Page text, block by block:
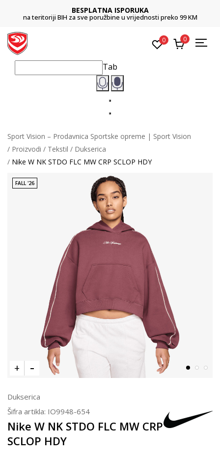
BESPLATNA ISPORUKA
na teritoriji BIH za sve poružbine u vrijednosti preko 99 KM
0 0
Tab
Sport Vision – Prodavnica Sportske opreme | Sport Vision
Proizvodi
Tekstil
Dukserica
Nike W NK STDO FLC MW CRP SCLOP HDY
FALL '26
Dukserica
Šifra artikla: IO9948-654
Nike W NK STDO FLC MW CRP
SCLOP HDY